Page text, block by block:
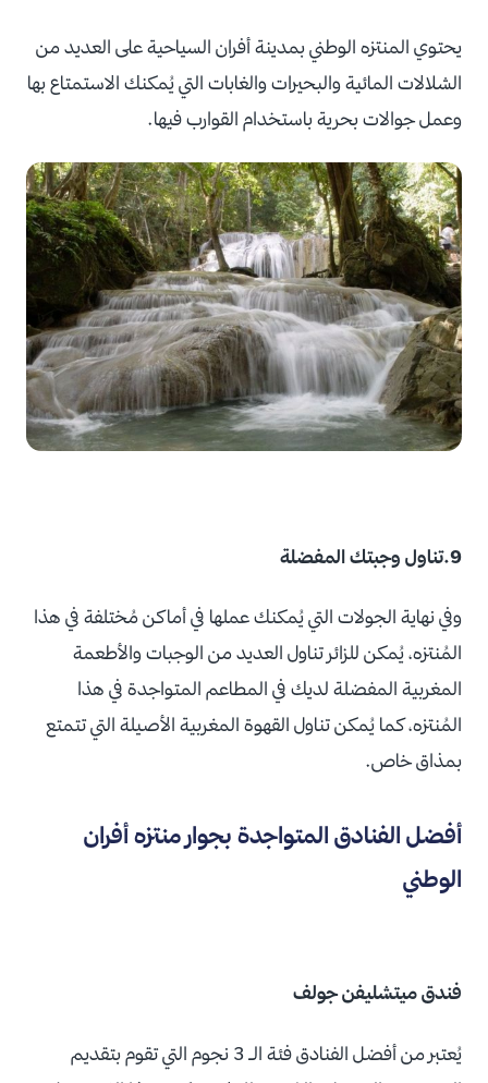
يحتوي المنتزه الوطني بمدينة أفران السياحية على العديد من
الشلالات المائية والبحيرات والغابات التي يُمكنك الاستمتاع بها
وعمل جوالات بحرية باستخدام القوارب فيها.
9.تناول وجبتك المفضلة
وفي نهاية الجولات التي يُمكنك عملها في أماكن مُختلفة في هذا
المُنتزه، يُمكن للزائر تناول العديد من الوجبات والأطعمة
المغربية المفضلة لديك في المطاعم المتواجدة في هذا
المُنتزه، كما يُمكن تناول القهوة المغربية الأصيلة التي تتمتع
بمذاق خاص.
أفضل الفنادق المتواجدة بجوار منتزه أفران
الوطني
فندق ميتشليفن جولف
يُعتبر من أفضل الفنادق فئة الـ 3 نجوم التي تقوم بتقديم